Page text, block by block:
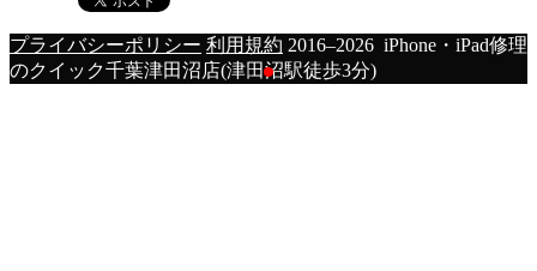
プライバシーポリシー 利用規約 2016–2026 iPhone・iPad修理
のクイック千葉津田沼店(津田沼駅徒歩3分)